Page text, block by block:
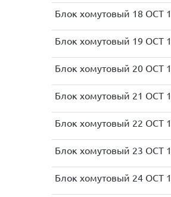
Блок хомутовый 18 ОСТ
Блок хомутовый 19 ОСТ
Блок хомутовый 20 ОСТ
Блок хомутовый 21 ОСТ
Блок хомутовый 22 ОСТ
Блок хомутовый 23 ОСТ
Блок хомутовый 24 ОСТ